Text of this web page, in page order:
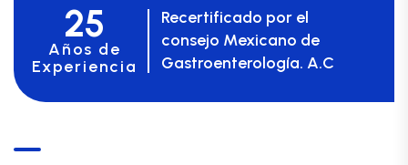
25
Años de
Experiencia
Recertificado por el
consejo Mexicano de
Gastroenterología. A.C